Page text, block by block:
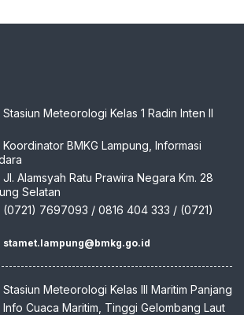
Stasiun Meteorologi Kelas 1 Radin Inten II
Koordinator BMKG Lampung, Informasi
Jl. Alamsyah Ratu Prawira Negara Km. 28
Selatan
(0721) 7697093 / 0816 404 333 / (0721)
stamet.lampung@bmkg.go.id
Stasiun Meteorologi Kelas III Maritim Panjang
Info Cuaca Maritim, Tinggi Gelombang Laut